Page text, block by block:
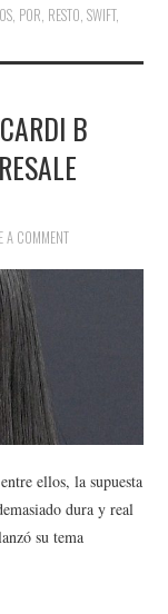
, POR, RESTO, SWIFT,
B
A COMMENT
ellos, la supuesta
dura y real
su tema